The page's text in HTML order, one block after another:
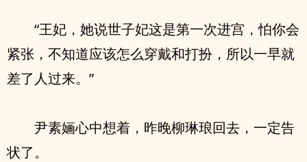
“王妃，她说世子妃这是第一次进宫，怕你会
紧张，不知道应该怎么穿戴和打扮，所以一早就
差了人过来。”
尹素婳心中想着，昨晚柳琳琅回去，一定告
状了。